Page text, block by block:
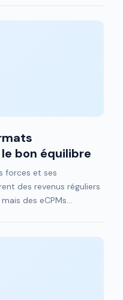
bon équilibre
forces et ses
des revenus réguliers
des eCPMs...